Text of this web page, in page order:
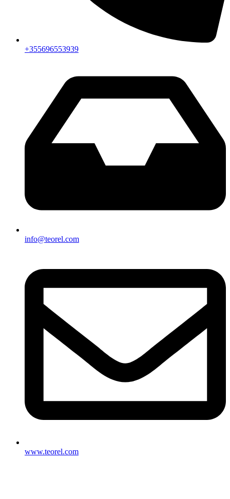
+355696553939
info@teorel.com
www.teorel.com